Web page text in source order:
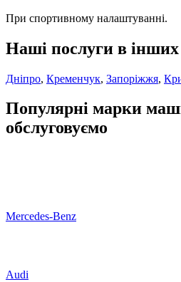
При спортивному налаштуванні.
Наші послуги в інших
Дніпро, Кременчук, Запоріжжя,
Популярні марки
обслуговуємо
Mercedes-Benz
Audi